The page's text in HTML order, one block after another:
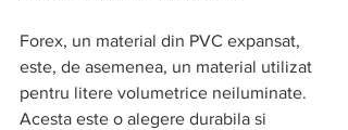
Forex, un material din PVC expansat,
este, de asemenea, un material utilizat
pentru litere volumetrice neiluminate.
Acesta este o alegere durabila si